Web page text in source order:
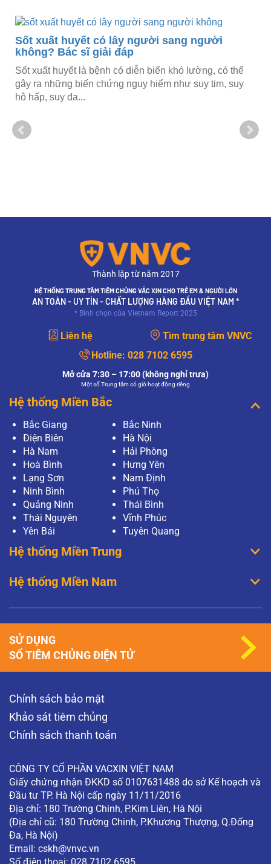
Sốt xuất huyết có lây người sang người
không? Bác sĩ giải đáp
Sốt xuất huyết là bệnh có diễn biến khó lường, có thể
gây ra những biến chứng nguy hiểm như suy tim, suy
hô hấp, suy đa...
Thành lập từ năm 2017
HỆ THỐNG TRUNG TÂM TIÊM CHỦNG VẮC XIN CHO TRẺ EM & NGƯỜI LỚN
AN TOÀN - UY TÍN - CHẤT LƯỢNG HÀNG ĐẦU VIỆT NAM *
* Bình chọn của Vietnam Report 2025
Liên hệ
Tìm trung tâm VNVC
Hotline: 028 7102 6595
Mở cửa 7:30 – 17:00 (không nghỉ trưa)
Một số Trung tâm có giờ hoạt động riêng
Hệ thống Miền Bắc
Bắc Giang
Bắc Ninh
Điện Biên
Hà Nội
Hà Nam
Hải Phòng
Hoà Bình
Hưng Yên
Lạng Sơn
Nam Định
Ninh Bình
Phú Thọ
Quảng Ninh
Thái Bình
Thái Nguyên
Vĩnh Phúc
Yên Bái
Tuyên Quang
Hệ thống Miền Trung
Hệ thống Miền Nam
Chính sách bảo mật
Khảo sát tiêm chủng
Chính sách thanh toán
CÔNG TY CỔ PHẦN VACXIN VIỆT NAM
Giấy chứng nhận ĐKKD số 0107631488 do sở Kế hoạch và
Đầu tư TP. Hà Nội cấp ngày 11/11/2016
Địa chỉ: 180 Trường Chinh, P.Kim Liên, Hà Nội
(Địa chỉ cũ: 180 Trường Chinh, P.Khương Thượng, Q.Đống
Đa, Hà Nội)
Email: cskh@vnvc.vn
SỬ DỤNG
SỔ TIÊM CHỦNG ĐIỆN TỬ